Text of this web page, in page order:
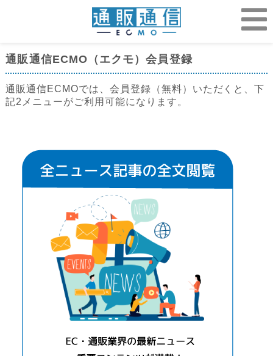
通販通信ECMO（エクモ）会員登録
通販通信ECMOでは、会員登録（無料）いただくと、下
記2メニューがご利用可能になります。